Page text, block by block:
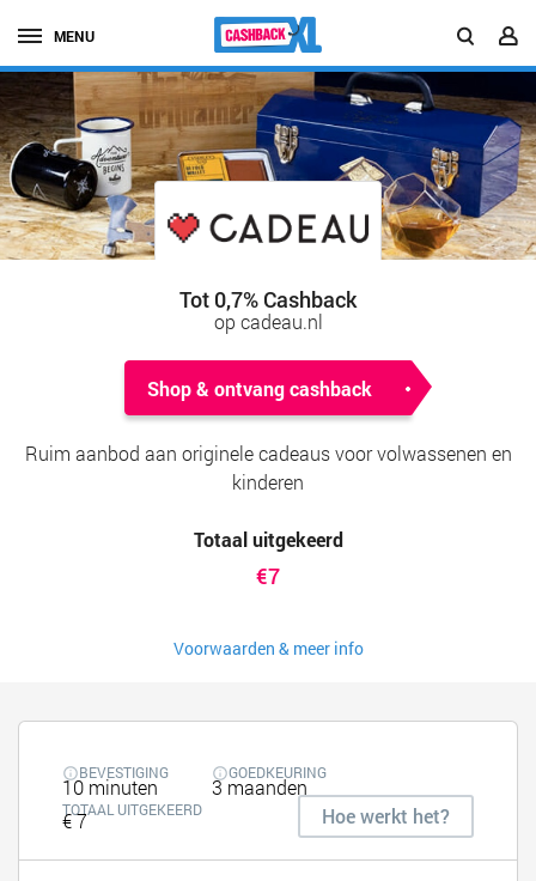
MENU
Tot 0,7% Cashback
op cadeau.nl
Shop & ontvang cashback
Ruim aanbod aan originele cadeaus voor volwassenen en
kinderen
Totaal uitgekeerd
€7
Voorwaarden & meer info
BEVESTIGING
10 minuten
GOEDKEURING
3 maanden
TOTAAL UITGEKEERD
€ 7 Hoe werkt het?